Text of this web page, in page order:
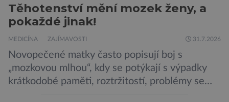
Těhotenství mění mozek ženy, a
pokaždé jinak!
MEDICÍNA ZAJÍMAVOSTI 31.7.2026
Novopečené matky často popisují boj s
„mozkovou mlhou“, kdy se potýkají s výpadky
krátkodobé paměti, roztržitostí, problémy se